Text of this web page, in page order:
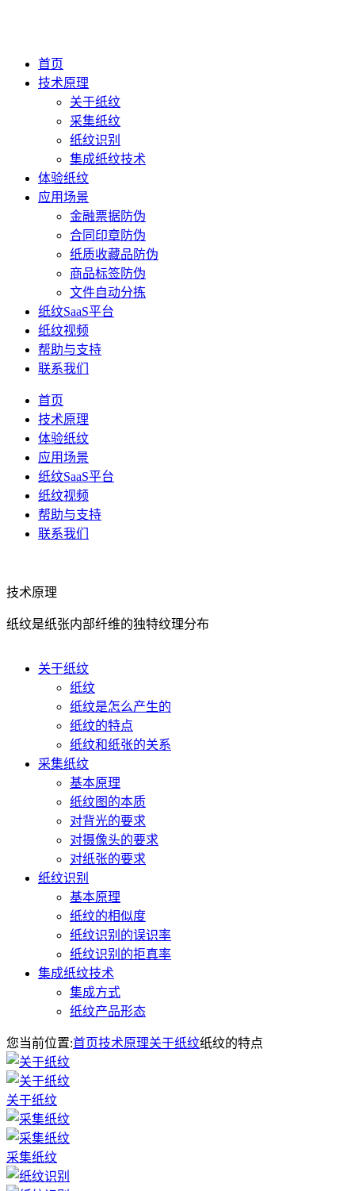
首页
技术原理
关于纸纹
采集纸纹
纸纹识别
集成纸纹技术
体验纸纹
应用场景
金融票据防伪
合同印章防伪
纸质收藏品防伪
商品标签防伪
文件自动分拣
纸纹SaaS平台
纸纹视频
帮助与支持
联系我们
首页
技术原理
体验纸纹
应用场景
纸纹SaaS平台
纸纹视频
帮助与支持
联系我们
技术原理
纸纹是纸张内部纤维的独特纹理分布
关于纸纹
纸纹
纸纹是怎么产生的
纸纹的特点
纸纹和纸张的关系
采集纸纹
基本原理
纸纹图的本质
对背光的要求
对摄像头的要求
对纸张的要求
纸纹识别
基本原理
纸纹的相似度
纸纹识别的误识率
纸纹识别的拒真率
集成纸纹技术
集成方式
纸纹产品形态
您当前位置:首页技术原理关于纸纹纸纹的特点
关于纸纹
采集纸纹